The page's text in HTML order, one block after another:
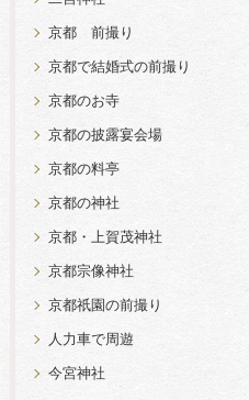
京都 前撮り
京都で結婚式の前撮り
京都のお寺
京都の披露宴会場
京都の料亭
京都の神社
京都・上賀茂神社
京都宗像神社
京都祇園の前撮り
人力車で周遊
今宮神社